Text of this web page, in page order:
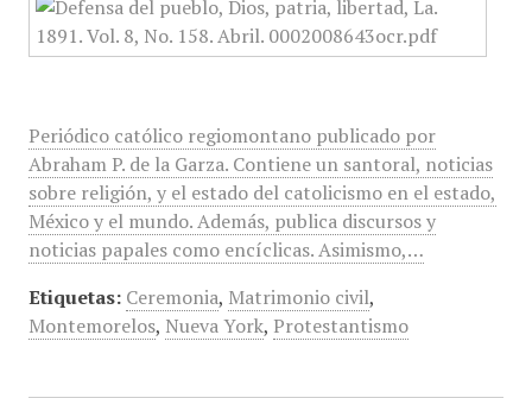
Periódico católico regiomontano publicado por
Abraham P. de la Garza. Contiene un santoral, noticias
sobre religión, y el estado del catolicismo en el estado,
México y el mundo. Además, publica discursos y
noticias papales como encíclicas. Asimismo,…
Etiquetas: Ceremonia, Matrimonio civil,
Montemorelos, Nueva York, Protestantismo